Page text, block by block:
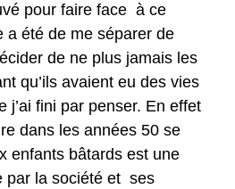
pour faire face à ce
a été de me séparer de
de ne plus jamais les
qu’ils avaient eu des vies
j’ai fini par penser. En effet
dans les années 50 se
enfants bâtards est une
par la société et ses